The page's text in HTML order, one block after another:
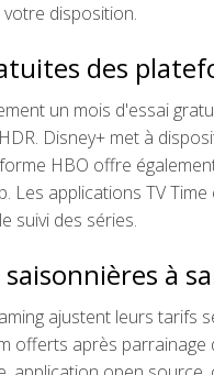
disposition.
des
un mois d'essai
Disney+ met à
HBO offre
Les applications TV
suivi des séries.
à
ajustent leurs tarifs
offerts après